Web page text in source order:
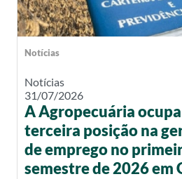
Notícias
Notícias
31/07/2026
A Agropecuária ocupa
terceira posição na
de emprego no
semestre de 2026 em